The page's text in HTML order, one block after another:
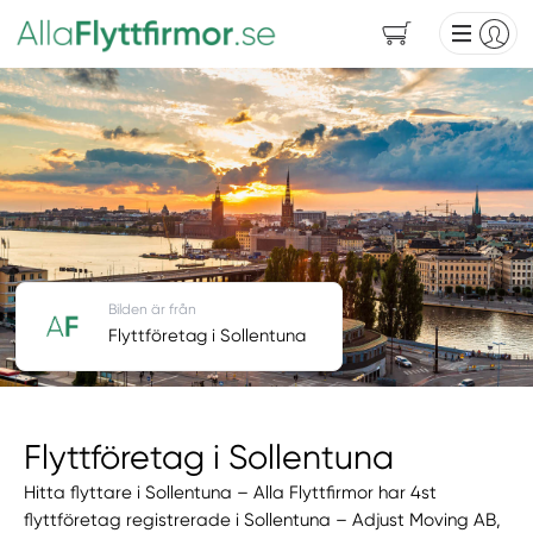
Flyttföretag i Sollentuna
Hitta flyttare i Sollentuna – Alla Flyttfirmor har 4st
flyttföretag registrerade i Sollentuna – Adjust Moving AB,
Bilden är från
Flyttföretag i Sollentuna